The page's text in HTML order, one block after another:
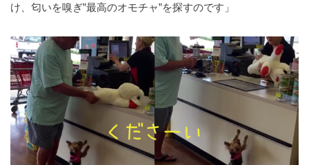
け、匂いを嗅ぎ”最高のオモチャ”を探すのです」